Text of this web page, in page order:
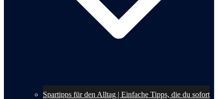
Spartipps für den Alltag | Einfache Tipps, die du sofort